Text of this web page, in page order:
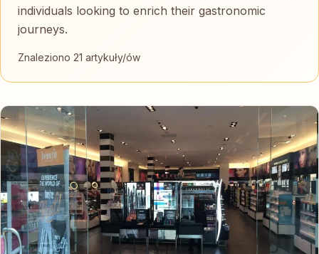
individuals looking to enrich their gastronomic
journeys.
Znaleziono 21 artykuły/ów